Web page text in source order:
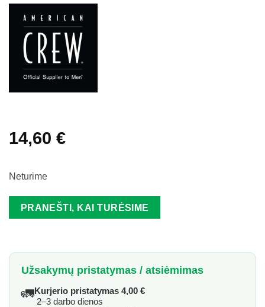
14,60 €
Neturime
PRANEŠTI, KAI TURĖSIME
Užsakymų pristatymas / atsiėmimas
🚛Kurjerio pristatymas 4,00 €
2–3 darbo dienos